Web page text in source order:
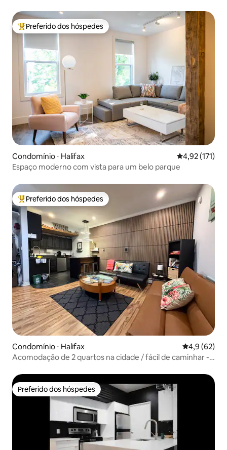
Entre os melhores preferidos dos hóspedes
Preferido dos hóspedes
Condomínio ⋅ Halifax 4,92 de uma
4,92 (171)
Espaço moderno com vista para um belo parque
Entre os melhores preferidos dos hóspedes
Preferido dos hóspedes
Condomínio ⋅ Halifax 4,9 de uma
4,9 (62)
Acomodação de 2 quartos na cidade / fácil de caminhar -
Preferido dos hóspedes
Preferido dos hóspedes